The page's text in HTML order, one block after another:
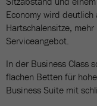
Economy wird
Hartschalensitze,
Serviceangebot.
In der Business Class
flachen Betten für
Business Suite mit